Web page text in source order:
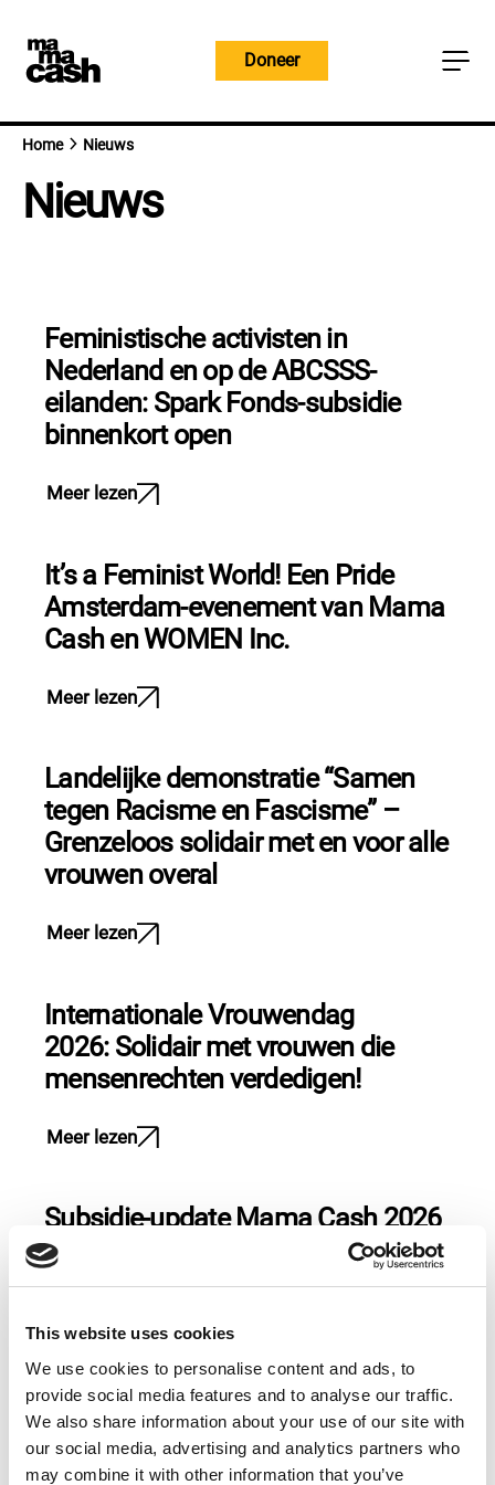
This website uses cookies
We use cookies to personalise content and ads, to
provide social media features and to analyse our traffic.
We also share information about your use of our site with
our social media, advertising and analytics partners who
may combine it with other information that you’ve
naar
inhoud
Doneer
Home Nieuws
Nieuws
Feministische activisten in
Nederland en op de ABCSSS-
eilanden: Spark Fonds-subsidie
binnenkort open
Meer lezen
It’s a Feminist World! Een Pride
Amsterdam-evenement van Mama
Cash en WOMEN Inc.
Meer lezen
Landelijke demonstratie “Samen
tegen Racisme en Fascisme” –
Grenzeloos solidair met en voor alle
vrouwen overal
Meer lezen
Internationale Vrouwendag
2026: Solidair met vrouwen die
mensenrechten verdedigen!
Meer lezen
Subsidie-update Mama Cash 2026
Het Spark Fonds is nu open voor
aanvragen
Meer lezen